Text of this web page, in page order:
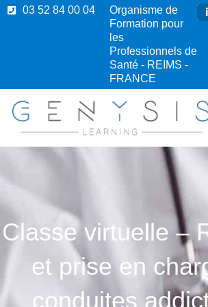
03 52 84 00 04
Organisme de
Formation pour
les
Professionnels de
Santé - REIMS -
FRANCE
Classe virtuelle –
et prise en
conduites